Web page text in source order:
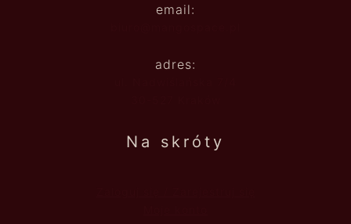
email:
adres:
Na skróty